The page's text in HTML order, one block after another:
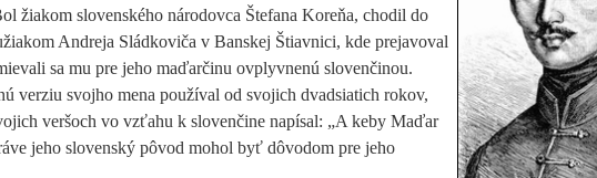
žiakom slovenského národovca Štefana Koreňa, chodil do
Andreja Sládkoviča v Banskej Štiavnici, kde prejavoval
sa mu pre jeho maďarčinu ovplyvnenú slovenčinou.
verziu svojho mena používal od svojich dvadsiatich rokov,
veršoch vo vzťahu k slovenčine napísal: „A keby Maďar
jeho slovenský pôvod mohol byť dôvodom pre jeho